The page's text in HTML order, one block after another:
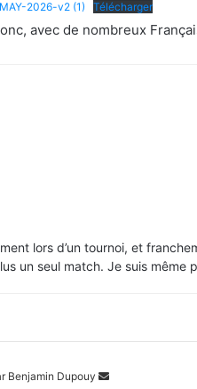
2026-v2 (1) Télécharger
avec de nombreux
lors d’un tournoi, et
un seul match. Je suis même
Benjamin Dupouy